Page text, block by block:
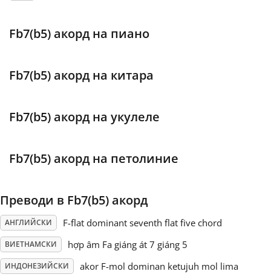
Polski
Português
Русский
Fb7(b5) акорд на пиано
Fb7(b5) акорд на китара
Fb7(b5) акорд на укулеле
Fb7(b5) акорд на петолиние
Преводи в Fb7(b5) акорд
АНГЛИЙСКИ F-flat dominant seventh flat five chord
ВИЕТНАМСКИ hợp âm Fa giáng át 7 giáng 5
ИНДОНЕЗИЙСКИ akor F-mol dominan ketujuh mol lima